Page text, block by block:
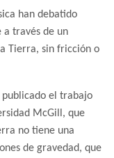
han debatido
través de un
Tierra, sin fricción o
publicado el trabajo
McGill, que
no tiene una
de gravedad, que